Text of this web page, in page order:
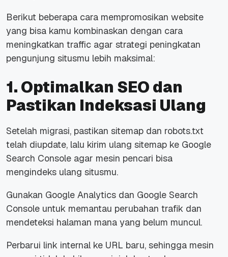
Berikut beberapa cara mempromosikan website
yang bisa kamu kombinaskan dengan cara
meningkatkan traffic agar strategi peningkatan
pengunjung situsmu lebih maksimal:
1. Optimalkan SEO dan
Pastikan Indeksasi Ulang
Setelah migrasi, pastikan sitemap dan robots.txt
telah diupdate, lalu kirim ulang sitemap ke Google
Search Console agar mesin pencari bisa
mengindeks ulang situsmu.
Gunakan Google Analytics dan Google Search
Console untuk memantau perubahan trafik dan
mendeteksi halaman mana yang belum muncul.
Perbarui link internal ke URL baru, sehingga mesin